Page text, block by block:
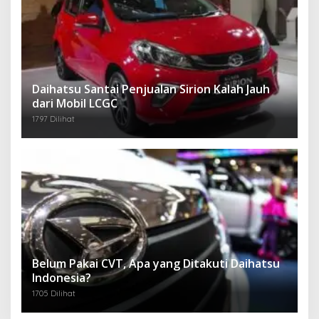
Daihatsu Santai Penjualan Sirion Kalah Jauh
dari Mobil LCGC
1797 Dilihat
Belum Pakai CVT, Apa yang Ditakuti Daihatsu
Indonesia?
1705 Dilihat